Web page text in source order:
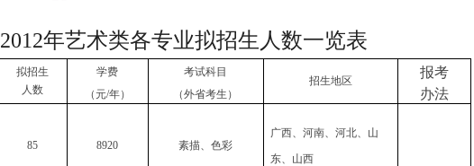
2012年艺术类各专业拟招生人数一览表
拟招生
人数
学费
（元/年）
考试科目
（外省考生）
招生地区
报考
办法
85 8920 素描、色彩
广西、河南、河北、山
东、山西